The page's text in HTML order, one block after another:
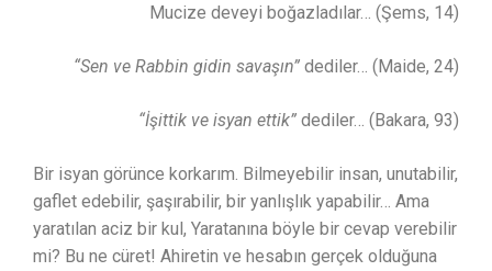
Mucize deveyi boğazladılar… (Şems, 14)
“Sen ve Rabbin gidin savaşın” dediler… (Maide, 24)
“İşittik ve isyan ettik” dediler… (Bakara, 93)
Bir isyan görünce korkarım. Bilmeyebilir insan, unutabilir,
gaflet edebilir, şaşırabilir, bir yanlışlık yapabilir… Ama
yaratılan aciz bir kul, Yaratanına böyle bir cevap verebilir
mi? Bu ne cüret! Ahiretin ve hesabın gerçek olduğuna